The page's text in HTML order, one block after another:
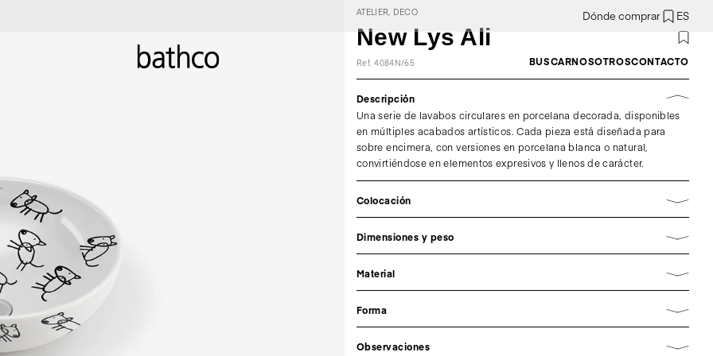
Dónde comprar ES
BUSCARNOSOTROSCONTACTO
ATELIER, DECO
New Lys Ali
Ref. 4084N/65
Descripción
Una serie de lavabos circulares en porcelana decorada, disponibles
en múltiples acabados artísticos. Cada pieza está diseñada para
sobre encimera, con versiones en porcelana blanca o natural,
convirtiéndose en elementos expresivos y llenos de carácter.
Colocación
Dimensiones y peso
Material
Forma
Observaciones